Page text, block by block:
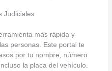
Judiciales
más rápida y
personas. Este portal te
por tu nombre, número
la placa del vehículo.